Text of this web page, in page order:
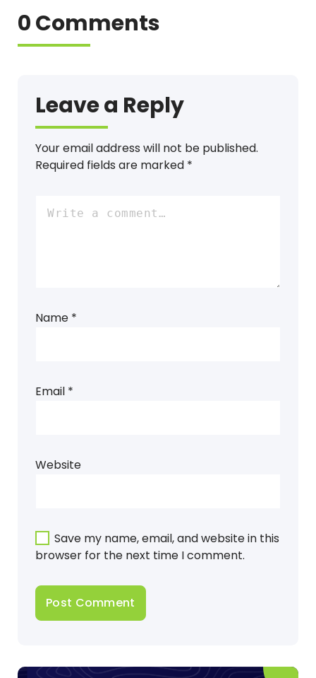
0 Comments
Leave a Reply
Your email address will not be published.
Required fields are marked *
Name *
Email *
Website
Save my name, email, and website in this
browser for the next time I comment.